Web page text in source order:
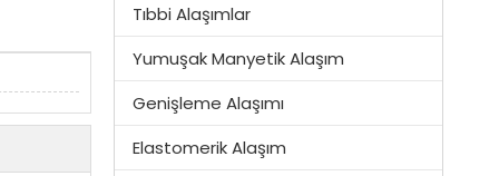
Tıbbi Alaşımlar
Yumuşak Manyetik Alaşım
Genişleme Alaşımı
Elastomerik Alaşım